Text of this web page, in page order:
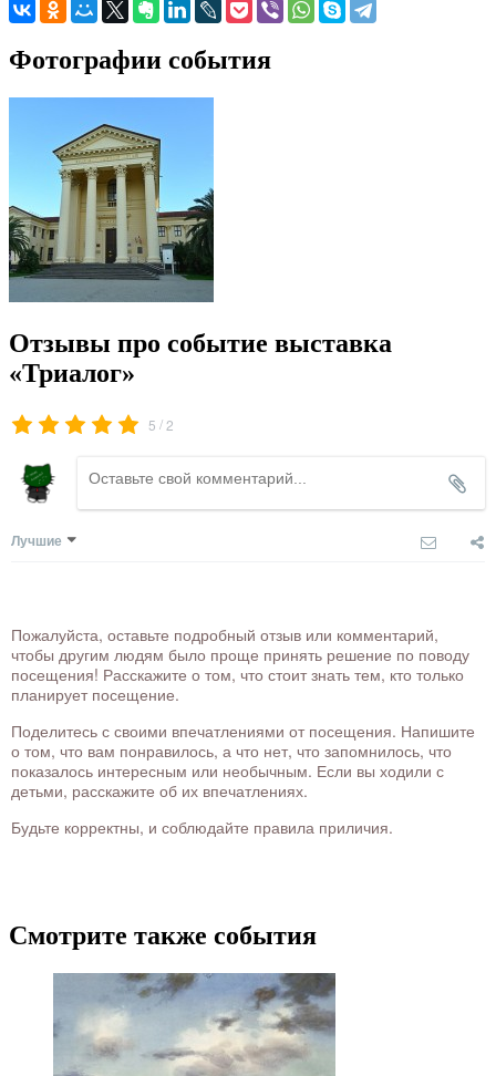
Фотографии события
Отзывы про событие выставка
«Триалог»
5 /2
Лучшие
Пожалуйста, оставьте подробный отзыв или комментарий,
чтобы другим людям было проще принять решение по поводу
посещения! Расскажите о том, что стоит знать тем, кто только
планирует посещение.
Поделитесь с своими впечатлениями от посещения. Напишите
о том, что вам понравилось, а что нет, что запомнилось, что
показалось интересным или необычным. Если вы ходили с
детьми, расскажите об их впечатлениях.
Будьте корректны, и соблюдайте правила приличия.
Смотрите также события